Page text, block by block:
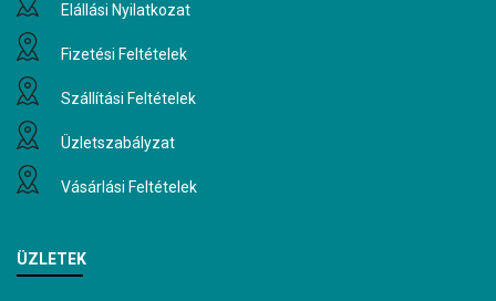
Elállási Nyilatkozat
Fizetési Feltételek
Szállítási Feltételek
Üzletszabályzat
Vásárlási Feltételek
ÜZLETEK